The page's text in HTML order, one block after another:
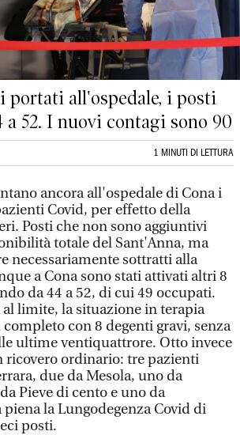
portati all'ospedale, i posti
a 52. I nuovi contagi sono 90
1 MINUTI DI LETTURA
ancora all'ospedale di Cona i
Covid, per effetto della
Posti che non sono aggiuntivi
totale del Sant'Anna, ma
necessariamente sottratti alla
a Cona sono stati attivati altri 8
da 44 a 52, di cui 49 occupati.
al limite, la situazione in terapia
con 8 degenti gravi, senza
ultime ventiquattrore. Otto invece
ricovero ordinario: tre pazienti
due da Mesola, uno da
Pieve di cento e uno da
piena la Lungodegenza Covid di
posti.